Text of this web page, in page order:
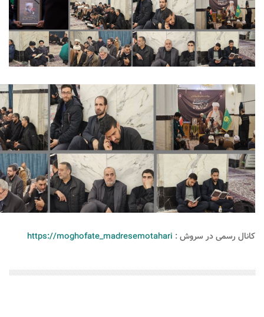
کانال رسمی در سروش : https://moghofate_madresemotahari